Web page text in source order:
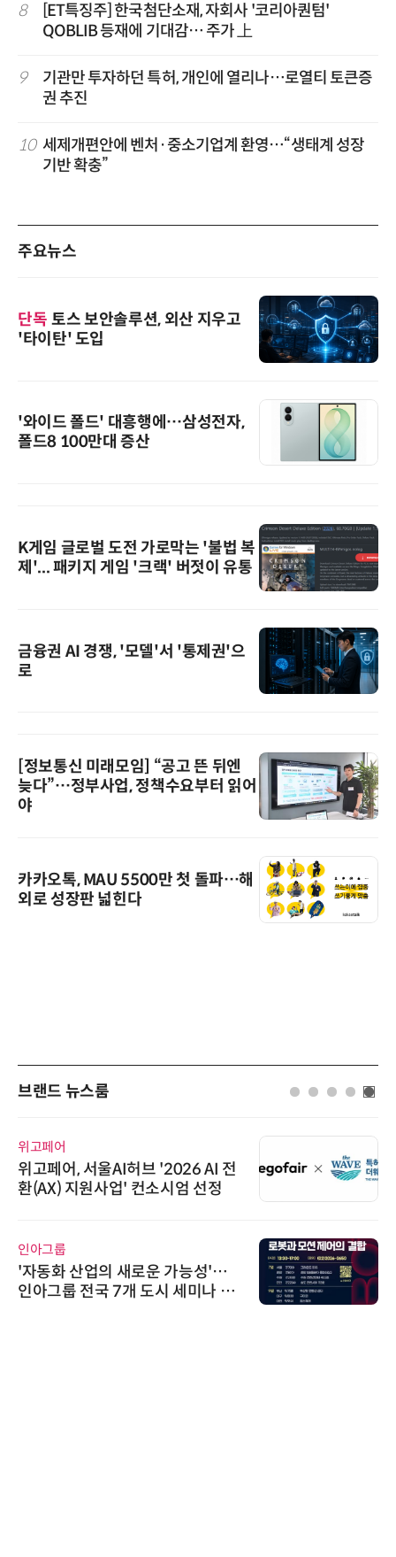
8
[ET특징주] 한국첨단소재, 자회사 '코리아퀀텀'
QOBLIB 등재에 기대감… 주가 上
9
기관만 투자하던 특허, 개인에 열리나…로열티 토큰증
권 추진
10 세제개편안에 벤처·중소기업계 환영…“생태계 성장
기반 확충”
주요뉴스
단독 토스 보안솔루션, 외산 지우고
'타이탄' 도입
'와이드 폴드' 대흥행에…삼성전자,
폴드8 100만대 증산
K게임 글로벌 도전 가로막는 '불법 복
제'... 패키지 게임 '크랙' 버젓이 유통
금융권 AI 경쟁, '모델'서 '통제권'으
로
[정보통신 미래모임] “공고 뜬 뒤엔
늦다”…정부사업, 정책수요부터 읽어
야
카카오톡, MAU 5500만 첫 돌파…해
외로 성장판 넓힌다
브랜드 뉴스룸
위고페어
위고페어, 서울AI허브 '2026 AI 전
환(AX) 지원사업' 컨소시엄 선정
인아그룹
'자동화 산업의 새로운 가능성'…
인아그룹 전국 7개 도시 세미나 페